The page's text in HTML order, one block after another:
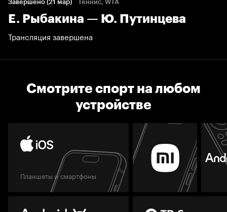
Завершено (21 мар) Теннис, WTA
Е. Рыбакина — Ю. Путинцева
Трансляция завершена
Смотрите спорт на любом
устройстве
Планшеты и смартфоны